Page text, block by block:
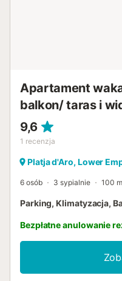
Apartament
balkon/ taras i
9,6
1 recenzja
Platja d'Aro, Lower
6 osób 3 sypialnie 100
Parking, Klimatyzacja,
Bezpłatne anulowanie